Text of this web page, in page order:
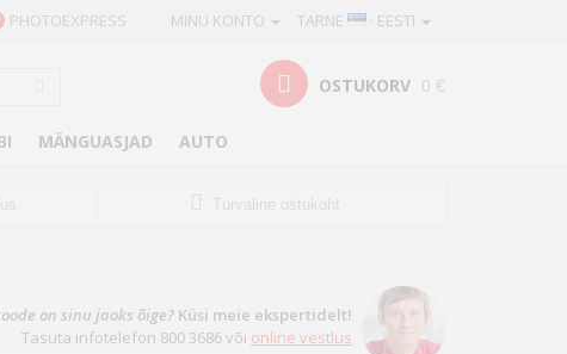
TARNE · EESTI
MINU KONTO
PHOTOEXPRESS
OSTUKORV 0 €
MÄNGUASJAD AUTO
Turvaline ostukoht
on sinu jaoks õige? Küsi meie ekspertidelt!
Tasuta infotelefon 800 3686 või online vestlus